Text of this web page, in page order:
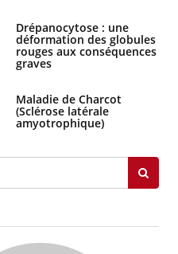
Drépanocytose : une
déformation des globules
rouges aux conséquences
graves
Maladie de Charcot
(Sclérose latérale
amyotrophique)